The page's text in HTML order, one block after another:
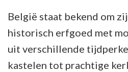
België staat bekend om
historisch erfgoed met
uit verschillende
kastelen tot prachtige